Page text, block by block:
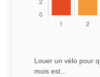
Louer un vélo pour
mois est...